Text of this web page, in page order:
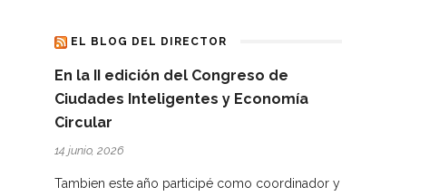
EL BLOG DEL DIRECTOR
En la II edición del Congreso de
Ciudades Inteligentes y Economía
Circular
14 junio, 2026
Tambien este año participé como coordinador y